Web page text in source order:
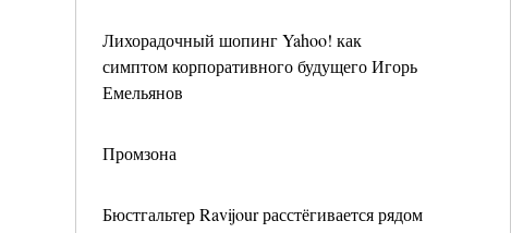
Лихорадочный шопинг Yahoo! как
симптом корпоративного будущего Игорь
Емельянов
Промзона
Бюстгальтер Ravijour расстёгивается рядом